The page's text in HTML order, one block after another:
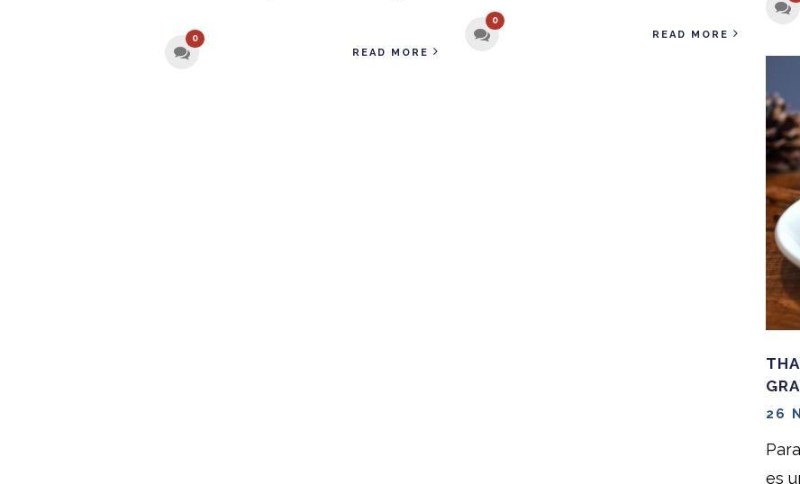
0
READ MORE
0
READ MORE
26
es